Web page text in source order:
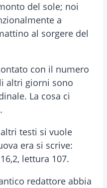
del sole; noi
a
al sorgere del
con il numero
altri giorni sono
La cosa ci
testi si vuole
era si scrive:
lettura 107.
redattore abbia